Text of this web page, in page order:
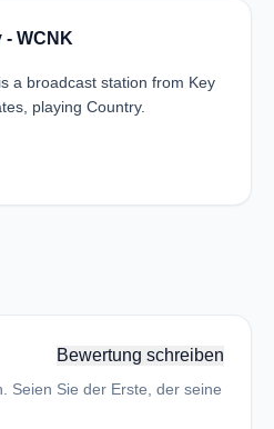
WCNK
a broadcast station from Key
playing Country.
Bewertung schreiben
Seien Sie der Erste, der seine